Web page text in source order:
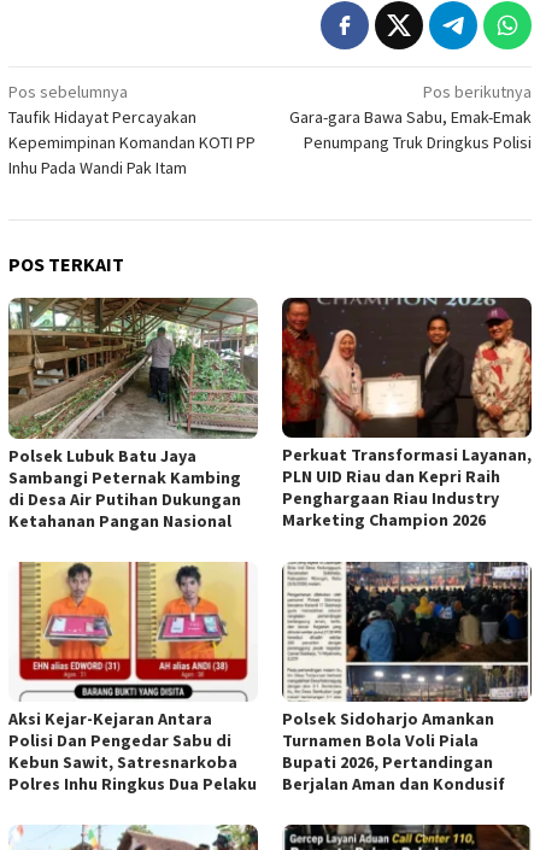
Navigasi
pos
Pos sebelumnya
Taufik Hidayat Percayakan
Kepemimpinan Komandan KOTI PP
Inhu Pada Wandi Pak Itam
Pos berikutnya
Gara-gara Bawa Sabu, Emak-Emak
Penumpang Truk Dringkus Polisi
POS TERKAIT
Polsek Lubuk Batu Jaya
Sambangi Peternak Kambing
di Desa Air Putihan Dukungan
Ketahanan Pangan Nasional
Perkuat Transformasi Layanan,
PLN UID Riau dan Kepri Raih
Penghargaan Riau Industry
Marketing Champion 2026
Aksi Kejar-Kejaran Antara
Polisi Dan Pengedar Sabu di
Kebun Sawit, Satresnarkoba
Polres Inhu Ringkus Dua Pelaku
Polsek Sidoharjo Amankan
Turnamen Bola Voli Piala
Bupati 2026, Pertandingan
Berjalan Aman dan Kondusif